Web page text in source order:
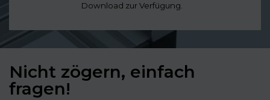
Download zur Verfügung.
Nicht zögern, einfach
fragen!